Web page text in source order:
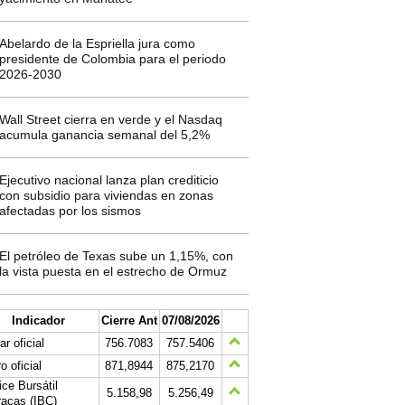
Abelardo de la Espriella jura como
presidente de Colombia para el periodo
2026-2030
Wall Street cierra en verde y el Nasdaq
acumula ganancia semanal del 5,2%
Ejecutivo nacional lanza plan crediticio
con subsidio para viviendas en zonas
afectadas por los sismos
El petróleo de Texas sube un 1,15%, con
la vista puesta en el estrecho de Ormuz
Indicador Cierre Ant 07/08/2026
oficial
756.7083
757.5406
oficial
871,8944
875,2170
Bursátil
(IBC)
5.158,98
5.256,49